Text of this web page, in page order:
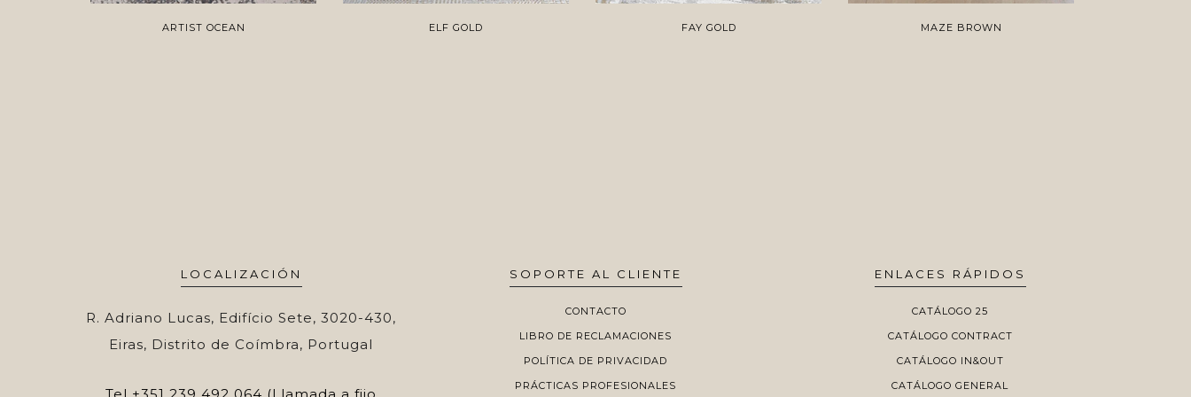
ARTIST OCEAN ELF GOLD FAY GOLD MAZE BROWN
LOCALIZACIÓN
R. Adriano Lucas, Edifício Sete, 3020-430,
Eiras, Distrito de Coímbra, Portugal
Tel +351 239 492 064 (Llamada a fijo
SOPORTE AL CLIENTE
CONTACTO
LIBRO DE RECLAMACIONES
POLÍTICA DE PRIVACIDAD
PRÁCTICAS PROFESIONALES
ENLACES RÁPIDOS
CATÁLOGO 25
CATÁLOGO CONTRACT
CATÁLOGO IN&OUT
CATÁLOGO GENERAL